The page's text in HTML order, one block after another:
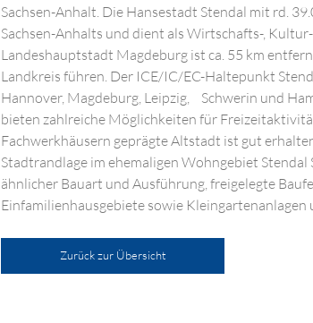
Sachsen-Anhalt. Die Hansestadt Stendal mit rd.
Sachsen-Anhalts und dient als Wirtschafts-,
Landeshauptstadt Magdeburg ist ca. 55 km
Landkreis führen. Der ICE/IC/EC-Haltepunkt
Hannover, Magdeburg, Leipzig, Schwerin und
bieten zahlreiche Möglichkeiten für
Fachwerkhäusern geprägte Altstadt ist gut
Stadtrandlage im ehemaligen Wohngebiet
ähnlicher Bauart und Ausführung, freigelegte
Einfamilienhausgebiete sowie
Zurück zur Übersicht